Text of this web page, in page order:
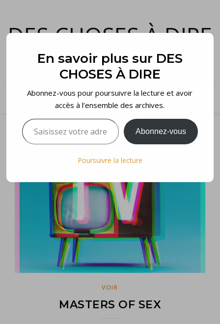
DES CHOSES À DIRE
et voilà…
VOIR
MASTERS OF SEX
En savoir plus sur DES
CHOSES À DIRE
Abonnez-vous pour poursuivre la lecture et avoir
accès à l’ensemble des archives.
Saisissez votre adresse e-mail…
Abonnez-vous
Poursuivre la lecture